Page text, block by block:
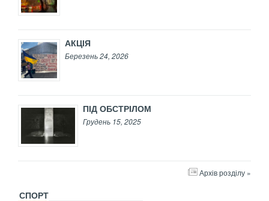
АКЦІЯ
Березень 24, 2026
ПІД ОБСТРІЛОМ
Грудень 15, 2025
Архів розділу »
СПОРТ